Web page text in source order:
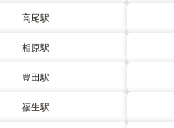
高尾駅
相原駅
豊田駅
福生駅